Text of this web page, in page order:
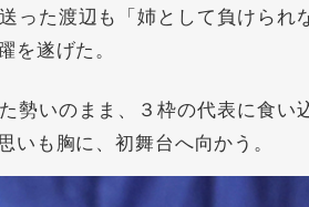
った渡辺も「姉として負けられ
遂げた。
いのまま、３枠の代表に食い
も胸に、初舞台へ向かう。